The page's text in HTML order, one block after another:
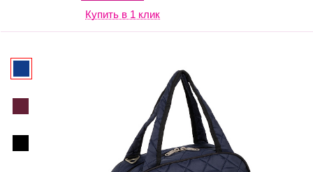
Купить в 1 клик